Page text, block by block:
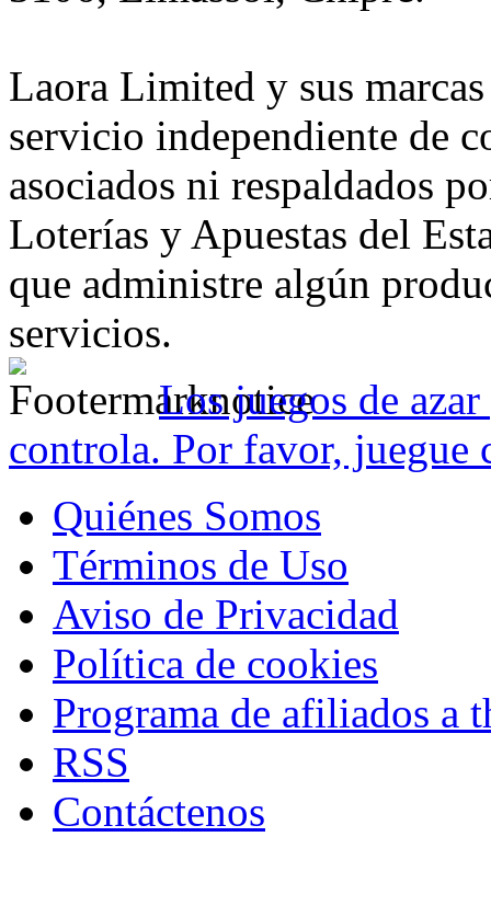
Laora Limited y sus
servicio independiente de
asociados ni respaldados
Loterías y Apuestas del
que administre algún
servicios.
Los juegos de
controla. Por favor, juegue
Quiénes Somos
Términos de Uso
Aviso de Privacidad
Política de cookies
Programa de afiliados a
RSS
Contáctenos